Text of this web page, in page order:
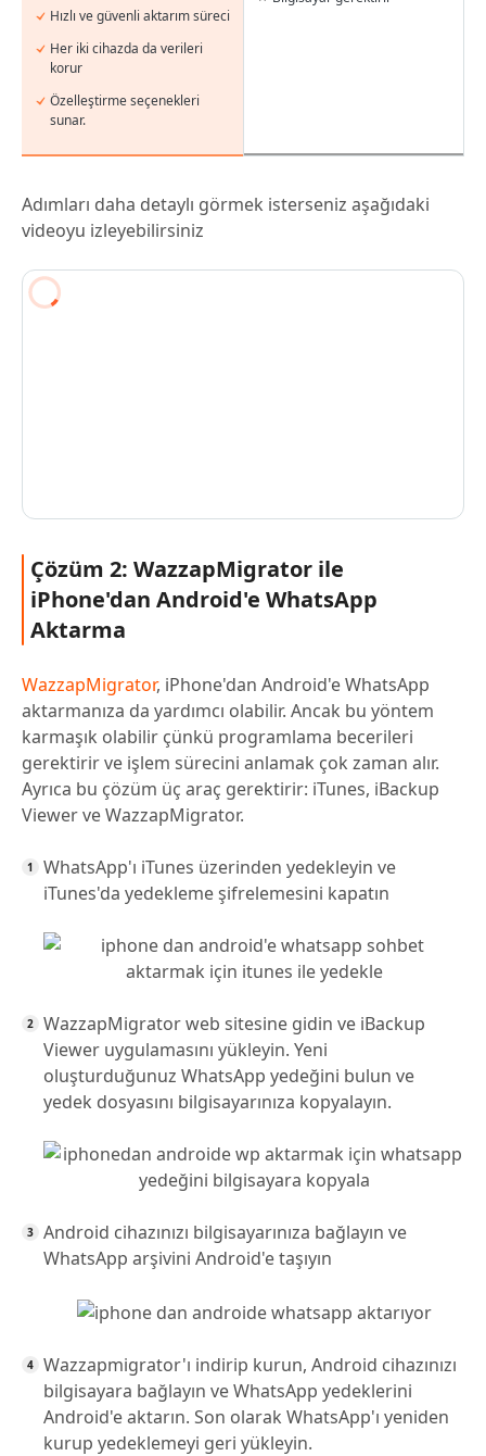
Hızlı ve güvenli aktarım süreci
Her iki cihazda da verileri
korur
Özelleştirme seçenekleri
sunar.
Adımları daha detaylı görmek isterseniz aşağıdaki
videoyu izleyebilirsiniz
Çözüm 2: WazzapMigrator ile
iPhone'dan Android'e WhatsApp
Aktarma
WazzapMigrator, iPhone'dan Android'e WhatsApp
aktarmanıza da yardımcı olabilir. Ancak bu yöntem
karmaşık olabilir çünkü programlama becerileri
gerektirir ve işlem sürecini anlamak çok zaman alır.
Ayrıca bu çözüm üç araç gerektirir: iTunes, iBackup
Viewer ve WazzapMigrator.
WhatsApp'ı iTunes üzerinden yedekleyin ve
iTunes'da yedekleme şifrelemesini kapatın
WazzapMigrator web sitesine gidin ve iBackup
Viewer uygulamasını yükleyin. Yeni
oluşturduğunuz WhatsApp yedeğini bulun ve
yedek dosyasını bilgisayarınıza kopyalayın.
Android cihazınızı bilgisayarınıza bağlayın ve
WhatsApp arşivini Android'e taşıyın
Wazzapmigrator'ı indirip kurun, Android cihazınızı
bilgisayara bağlayın ve WhatsApp yedeklerini
Android'e aktarın. Son olarak WhatsApp'ı yeniden
kurup yedeklemeyi geri yükleyin.